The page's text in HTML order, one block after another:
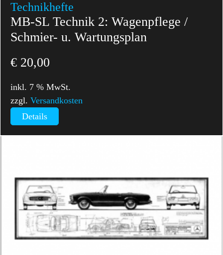
Technikhefte
MB-SL Technik 2: Wagenpflege /
Schmier- u. Wartungsplan
€ 20,00
inkl. 7 % MwSt.
zzgl.Versandkosten
Details